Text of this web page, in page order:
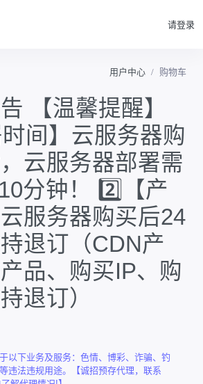
请登录
用户中心 购物车
【温馨提醒】
间】云服务器购
云服务器部署需
分钟！ 2️⃣【产
服务器购买后24
退订（CDN产
品、购买IP、购
退订）
以下业务及服务：色情、博彩、诈骗、钓
违法违规用途。【诚招预存代理，联系